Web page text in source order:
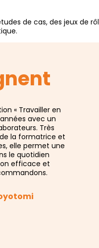
de cas, des jeux de
« Travailler en
avec un
Très
la formatrice et
elle permet une
le quotidien
efficace et